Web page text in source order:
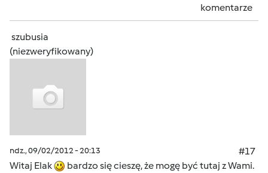
komentarze
szubusia
(niezweryfikowany)
ndz., 09/02/2012 - 20:13
#17
Witaj Elak
bardzo się cieszę, że mogę być tutaj z Wami.